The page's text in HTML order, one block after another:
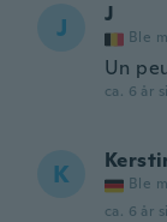
J J
Ble
Un
ca. 6 år
K Ble
ca. 6 år